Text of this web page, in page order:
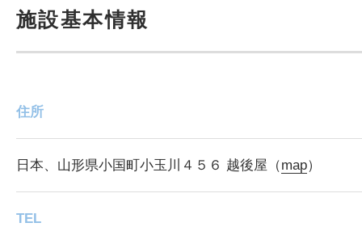
施設基本情報
住所
日本、山形県小国町小玉川４５６ 越後屋（map）
TEL